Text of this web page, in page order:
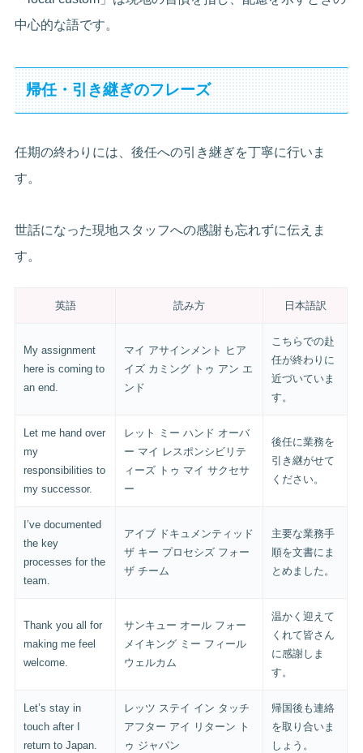
中心的な語です。
帰任・引き継ぎのフレーズ
任期の終わりには、後任への引き継ぎを丁寧に行いま
す。
世話になった現地スタッフへの感謝も忘れずに伝えま
す。
英語 読み方 日本語訳
My assignment
here is coming to
an end.
マイ アサインメント ヒア
イズ カミング トゥ アン エ
ンド
こちらでの赴
任が終わりに
近づいていま
す。
Let me hand over
my
responsibilities to
my successor.
レット ミー ハンド オーバ
ー マイ レスポンシビリテ
ィーズ トゥ マイ サクセサ
ー
後任に業務を
引き継がせて
ください。
I’ve documented
the key
processes for the
team.
アイブ ドキュメンティッド
ザ キー プロセシズ フォー
ザ チーム
主要な業務手
順を文書にま
とめました。
Thank you all for
making me feel
welcome.
サンキュー オール フォー
メイキング ミー フィール
ウェルカム
温かく迎えて
くれて皆さん
に感謝しま
す。
Let’s stay in
touch after I
return to Japan.
レッツ ステイ イン タッチ
アフター アイ リターン ト
ゥ ジャパン
帰国後も連絡
を取り合いま
しょう。